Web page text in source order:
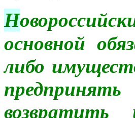
Н
основной
либо